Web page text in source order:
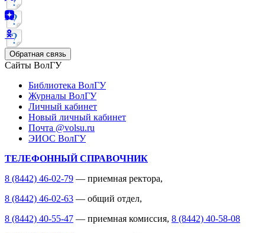
Обратная связь
Сайты ВолГУ
Библиотека ВолГУ
Журналы ВолГУ
Личный кабинет
Новый личный кабинет
Почта @volsu.ru
ЭИОС ВолГУ
ТЕЛЕФОННЫЙ СПРАВОЧНИК
8 (8442) 46-02-79 — приемная ректора,
8 (8442) 46-02-63 — общий отдел,
8 (8442) 40-55-47 — приемная комиссия, 8 (8442) 40-58-08